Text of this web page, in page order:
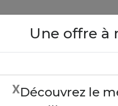
-
Close
Une offre à
XDécouvrez le